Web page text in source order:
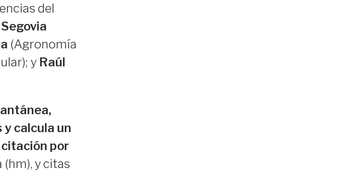
del
(Agronomía
y Raúl
calcula un
por
y citas